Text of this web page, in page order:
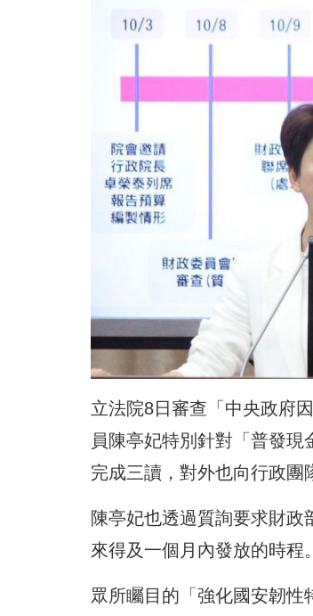
立法院8日審查「中央政府
員陳亭妃特別針對「普發
完成三讀，對外也向行政團
陳亭妃也透過質詢要求財
來得及一個月內發放的時程。
眾所矚目的「強化國安韌